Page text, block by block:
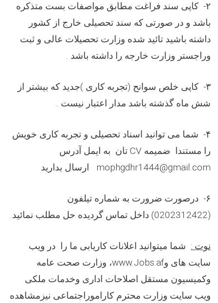
۲- کاپی سند فراغت مطابق مواصفات بست متذکره
باشد و در صورتی که سند تحصیلی خارج از کشور
داشته باشید تائید شده وزارت تحصیلات عالی و ثبت
وراجستر وزارت خارجه را داشته باشد .
۳- کاپی خلص سوانح (تجربه کاری )جدید که بیشتر از
شش ماه گذشته باشد مدار اعتبار نیست .
۴- شما می توانید اسناد تحصیلی و تجربه کاری خویش
را مستندا ضمیمه CV تان به ایمل آدرس
mophgdhr1444@gmail.com
ارسال بدارید
۶-
درصورت ضرورت به شماره تيلفون
(
0202312422) داخل تماس گردیده حل مطلب نمائید.
نوت : شما میتوانید اعلانات کاریابی ما را در ویب
سایت های وwww.Jobs.af، وزارت صحت عامه
وکمیسیون مستقل اصلاحات اداری وخدمات ملکی
ویب سایت وزارت محترم کاراموراجتماعی نیزمشاهده